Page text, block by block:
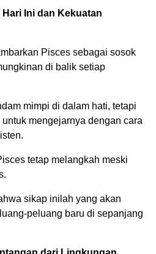
Ini dan Kekuatan
Pisces sebagai sosok
di balik setiap
mimpi di dalam hati, tetapi
mengejarnya dengan cara
tetap melangkah meski
sikap inilah yang akan
peluang baru di sepanjang